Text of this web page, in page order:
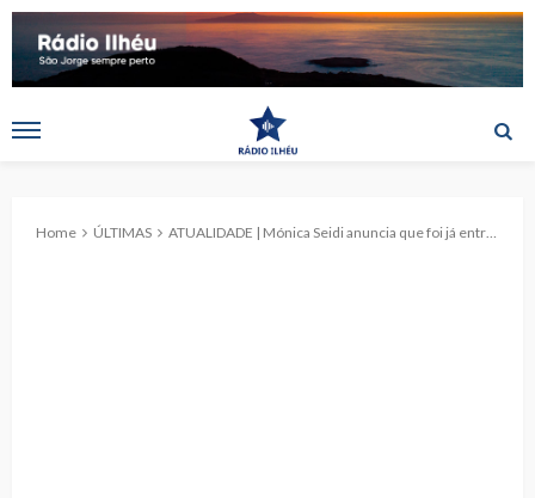
Home ÚLTIMAS ATUALIDADE | Mónica Seidi anuncia que foi já entregue no Parlamento relatório sobre incêndio no HDES